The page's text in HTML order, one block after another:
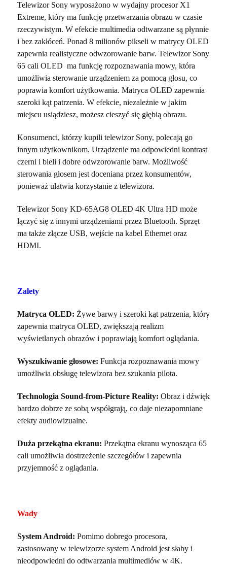
Telewizor Sony wyposażono w wydajny procesor X1
Extreme, który ma funkcję przetwarzania obrazu w czasie
rzeczywistym. W efekcie multimedia odtwarzane są płynnie
i bez zakłóceń. Ponad 8 milionów pikseli w matrycy OLED
zapewnia realistyczne odwzorowanie barw. Telewizor Sony
65 cali OLED ma funkcję rozpoznawania mowy, która
umożliwia sterowanie urządzeniem za pomocą głosu, co
poprawia komfort użytkowania. Matryca OLED zapewnia
szeroki kąt patrzenia. W efekcie, niezależnie w jakim
miejscu usiądziesz, możesz cieszyć się głębią obrazu.
Konsumenci, którzy kupili telewizor Sony, polecają go
innym użytkownikom. Urządzenie ma odpowiedni kontrast
czerni i bieli i dobre odwzorowanie barw. Możliwość
sterowania głosem jest doceniana przez konsumentów,
ponieważ ułatwia korzystanie z telewizora.
Telewizor Sony KD-65AG8 OLED 4K Ultra HD może
łączyć się z innymi urządzeniami przez Bluetooth. Sprzęt
ma także złącze USB, wejście na kabel Ethernet oraz
HDMI.
Zalety
Matryca OLED: Żywe barwy i szeroki kąt patrzenia, który
zapewnia matryca OLED, zwiększają realizm
wyświetlanych obrazów i poprawiają komfort oglądania.
Wyszukiwanie głosowe: Funkcja rozpoznawania mowy
umożliwia obsługę telewizora bez szukania pilota.
Technologia Sound-from-Picture Reality: Obraz i dźwięk
bardzo dobrze ze sobą współgrają, co daje niezapomniane
efekty audiowizualne.
Duża przekątna ekranu: Przekątna ekranu wynosząca 65
cali umożliwia dostrzeżenie szczegółów i zapewnia
przyjemność z oglądania.
Wady
System Android: Pomimo dobrego procesora,
zastosowany w telewizorze system Android jest słaby i
nieodpowiedni do odtwarzania multimediów w 4K.